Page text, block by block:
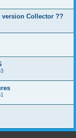
version Collector ??